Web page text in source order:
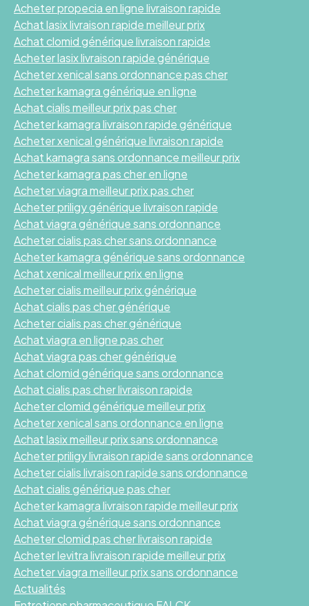
Acheter propecia en ligne livraison rapide
Achat lasix livraison rapide meilleur prix
Achat clomid générique livraison rapide
Acheter lasix livraison rapide générique
Acheter xenical sans ordonnance pas cher
Acheter kamagra générique en ligne
Achat cialis meilleur prix pas cher
Acheter kamagra livraison rapide générique
Acheter xenical générique livraison rapide
Achat kamagra sans ordonnance meilleur prix
Acheter kamagra pas cher en ligne
Acheter viagra meilleur prix pas cher
Acheter priligy générique livraison rapide
Achat viagra générique sans ordonnance
Acheter cialis pas cher sans ordonnance
Acheter kamagra générique sans ordonnance
Achat xenical meilleur prix en ligne
Acheter cialis meilleur prix générique
Achat cialis pas cher générique
Acheter cialis pas cher générique
Achat viagra en ligne pas cher
Achat viagra pas cher générique
Achat clomid générique sans ordonnance
Achat cialis pas cher livraison rapide
Acheter clomid générique meilleur prix
Acheter xenical sans ordonnance en ligne
Achat lasix meilleur prix sans ordonnance
Acheter priligy livraison rapide sans ordonnance
Acheter cialis livraison rapide sans ordonnance
Achat cialis générique pas cher
Acheter kamagra livraison rapide meilleur prix
Achat viagra générique sans ordonnance
Acheter clomid pas cher livraison rapide
Acheter levitra livraison rapide meilleur prix
Acheter viagra meilleur prix sans ordonnance
Actualités